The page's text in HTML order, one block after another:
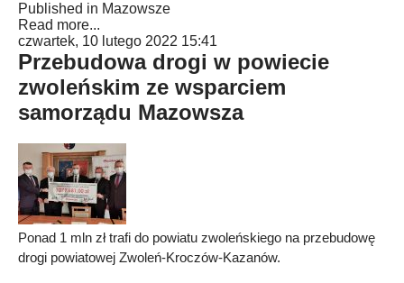
Published in Mazowsze
Read more...
czwartek, 10 lutego 2022 15:41
Przebudowa drogi w powiecie
zwoleńskim ze wsparciem
samorządu Mazowsza
Ponad 1 mln zł trafi do powiatu zwoleńskiego na przebudowę
drogi powiatowej Zwoleń-Kroczów-Kazanów.